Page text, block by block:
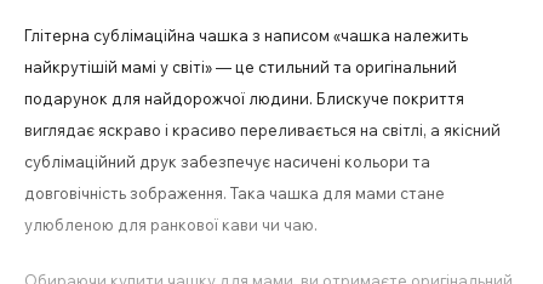
Глітерна сублімаційна чашка з написом «чашка належить
найкрутішій мамі у світі» — це стильний та оригінальний
подарунок для найдорожчої людини. Блискуче покриття
виглядає яскраво і красиво переливається на світлі, а якісний
сублімаційний друк забезпечує насичені кольори та
довговічність зображення. Така чашка для мами стане
улюбленою для ранкової кави чи чаю.